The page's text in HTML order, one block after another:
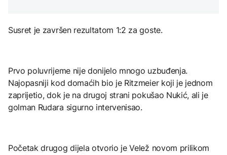
Rihanna radi na novom
Susret je završen rezultatom 1:2 za goste.
Prvo poluvrijeme nije donijelo mnogo uzbuđenja.
Najopasniji kod domaćih bio je Ritzmeier koji je jednom
zaprijetio, dok je na drugoj strani pokušao Nukić, ali je
golman Rudara sigurno intervenisao.
Početak drugog dijela otvorio je Velež novom prilikom